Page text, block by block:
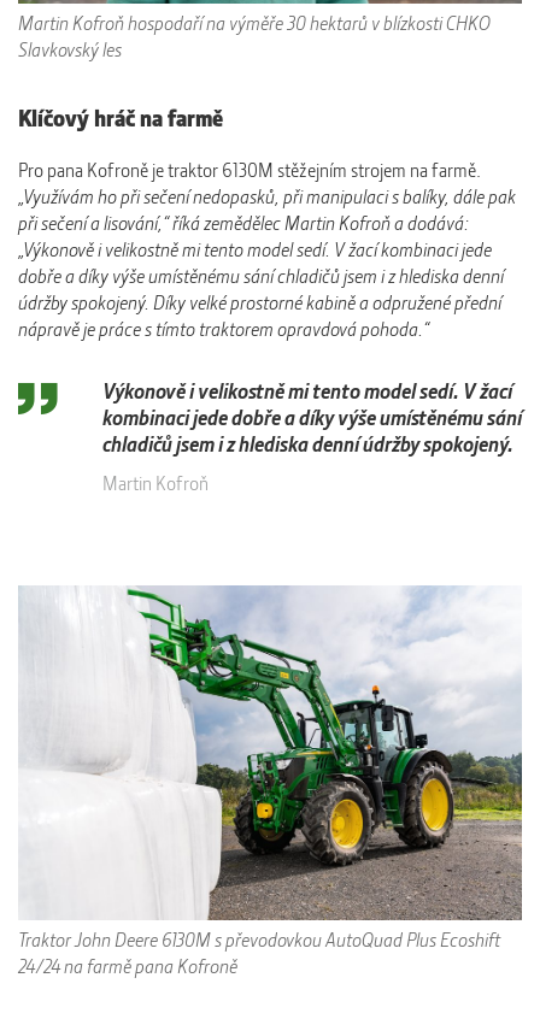
Martin Kofroň hospodaří na výměře 30 hektarů v blízkosti CHKO
Slavkovský les
Klíčový hráč na farmě
Pro pana Kofroně je traktor 6130M stěžejním strojem na farmě.
„Využívám ho při sečení nedopasků, při manipulaci s balíky, dále pak
při sečení a lisování,“ říká zemědělec Martin Kofroň a dodává:
„Výkonově i velikostně mi tento model sedí. V žací kombinaci jede
dobře a díky výše umístěnému sání chladičů jsem i z hlediska denní
údržby spokojený. Díky velké prostorné kabině a odpružené přední
nápravě je práce s tímto traktorem opravdová pohoda.“
Výkonově i velikostně mi tento model sedí. V žací
kombinaci jede dobře a díky výše umístěnému sání
chladičů jsem i z hlediska denní údržby spokojený.
Martin Kofroň
Traktor John Deere 6130M s převodovkou AutoQuad Plus Ecoshift
24/24 na farmě pana Kofroně